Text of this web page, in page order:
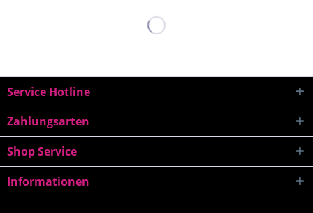
Service Hotline
Zahlungsarten
Shop Service
Informationen